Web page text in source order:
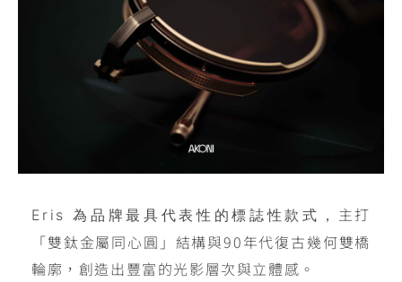
Eris 為品牌最具代表性的標誌性款式， 主打
「雙鈦金屬同心圓」結構與90年代復古幾何雙橋
輪廓，創造出豐富的光影層次與立體感。